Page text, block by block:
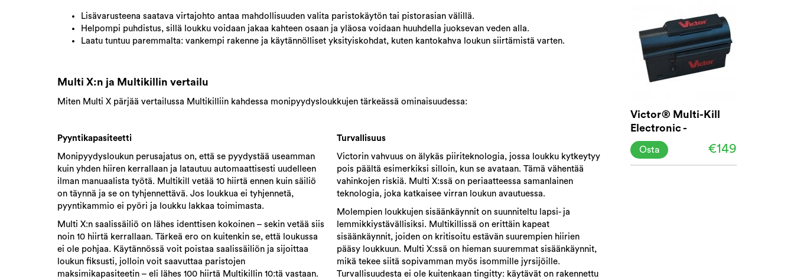
Victor® Multi-Kill
Electronic -
hiirenloukku
€149
Osta
Lisävarusteena saatava virtajohto antaa mahdollisuuden valita paristokäytön tai pistorasian välillä.
Helpompi puhdistus, sillä loukku voidaan jakaa kahteen osaan ja yläosa voidaan huuhdella juoksevan veden alla.
Laatu tuntuu paremmalta: vankempi rakenne ja käytännölliset yksityiskohdat, kuten kantokahva loukun siirtämistä varten.
Multi X:n ja Multikillin vertailu
Miten Multi X pärjää vertailussa Multikilliin kahdessa monipyydysloukkujen tärkeässä ominaisuudessa:
Pyyntikapasiteetti
Monipyydysloukun perusajatus on, että se pyydystää useamman
kuin yhden hiiren kerrallaan ja latautuu automaattisesti uudelleen
ilman manuaalista työtä. Multikill vetää 10 hiirtä ennen kuin säiliö
on täynnä ja se on tyhjennettävä. Jos loukkua ei tyhjennetä,
pyyntikammio ei pyöri ja loukku lakkaa toimimasta.
Multi X:n saalissäiliö on lähes identtisen kokoinen – sekin vetää siis
noin 10 hiirtä kerrallaan. Tärkeä ero on kuitenkin se, että loukussa
ei ole pohjaa. Käytännössä voit poistaa saalissäiliön ja sijoittaa
loukun fiksusti, jolloin voit saavuttaa paristojen
maksimikapasiteetin – eli lähes 100 hiirtä Multikillin 10:tä vastaan.
Turvallisuus
Victorin vahvuus on älykäs piiriteknologia, jossa loukku kytkeytyy
pois päältä esimerkiksi silloin, kun se avataan. Tämä vähentää
vahinkojen riskiä. Multi X:ssä on periaatteessa samanlainen
teknologia, joka katkaisee virran loukun avautuessa.
Molempien loukkujen sisäänkäynnit on suunniteltu lapsi- ja
lemmikkiystävällisiksi. Multikillissä on erittäin kapeat
sisäänkäynnit, joiden on kritisoitu estävän suurempien hiirien
pääsy loukkuun. Multi X:ssä on hieman suuremmat sisäänkäynnit,
mikä tekee siitä sopivamman myös isommille jyrsijöille.
Turvallisuudesta ei ole kuitenkaan tingitty: käytävät on rakennettu